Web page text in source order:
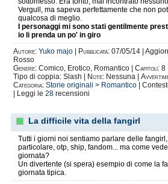
Vergull, ma sapeva perfettamente che non
qualcosa di meglio.
I personaggi mi sono stati gentilmente
io li prenda un po' in giro
Autore: Yuko majo Pubblicata: 07/05/14 |
Rosso
Genere: Comico, Erotico, Romantico | Capitoli: 8
Tipo di coppia: Slash |
Note: Nessuna |
Categoria: Storie originali > Romantico |
| Leggi le 28 recensioni
La difficile vita della fangirl
Tutti i giorni noi sentiamo parlare delle
particolare, otp, ship, fandom... ma come
giornata?
Un divertente (si spera) esempio di come la
giornata tipica.